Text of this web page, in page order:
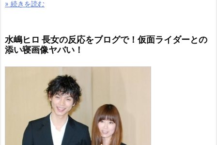
» 続きを読む
水嶋ヒロ 長女の反応をブログで！仮面ライダーとの
添い寝画像ヤバい！